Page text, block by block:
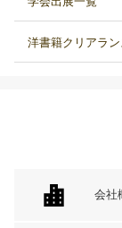
洋書籍クリアラ
会社